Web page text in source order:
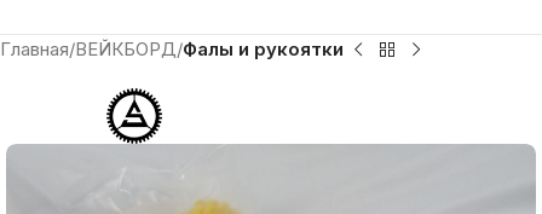
Главная ВЕЙКБОРД Фалы и рукоятки